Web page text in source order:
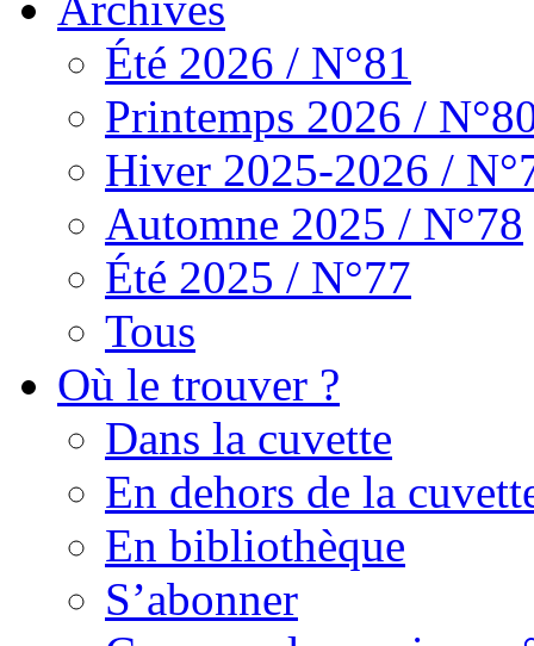
Été 2026 / N°81
Printemps 2026 /
Hiver 2025-2026 /
Automne 2025 / N°78
Été 2025 / N°77
Tous
Où le trouver ?
Dans la cuvette
En dehors de la
En bibliothèque
S’abonner